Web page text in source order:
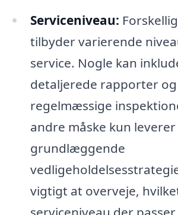
Serviceniveau:
tilbyder varierende
service. Nogle kan
detaljerede rapporter og
regelmæssige
andre måske kun leverer
grundlæggende
vigtigt at overveje,